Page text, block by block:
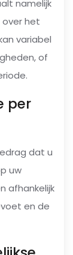
namelijk
het
variabel
of
per
dat u
uw
afhankelijk
en de